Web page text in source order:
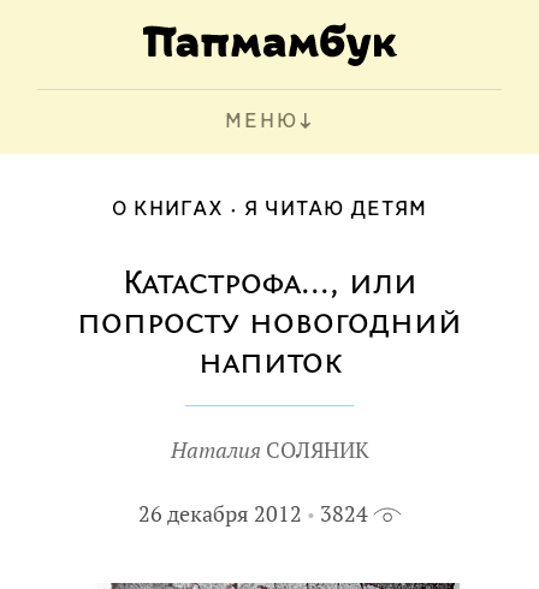
МЕНЮ
О КНИГАХ Я ЧИТАЮ ДЕТЯМ
Катастрофа..., или
попросту новогодний
напиток
Наталия СОЛЯНИК
26 декабря 2012 3824